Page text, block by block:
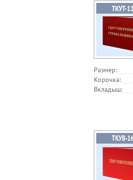
Размер:
Корочка:
Вкладыш: